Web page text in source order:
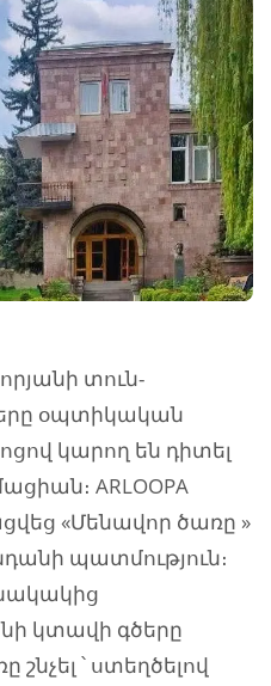
տուն-
օպտիկական
կարող են դիտել
ARLOOPA
«Մենավոր ծառը »
պատմություն։
կտավի գծերը
շնչել ՝ ստեղծելով